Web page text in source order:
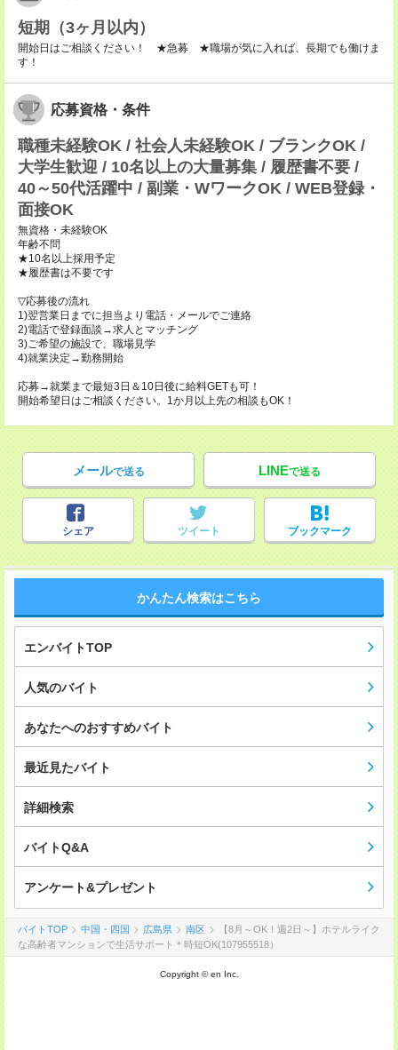
短期（3ヶ月以内）
開始日はご相談ください！ ★急募 ★職場が気に入れば、長期でも働けま
す！
応募資格・条件
職種未経験OK / 社会人未経験OK / ブランクOK /
大学生歓迎 / 10名以上の大量募集 / 履歴書不要 /
40～50代活躍中 / 副業・WワークOK / WEB登録・
面接OK
無資格・未経験OK
年齢不問
★10名以上採用予定
★履歴書は不要です
▽応募後の流れ
1)翌営業日までに担当より電話・メールでご連絡
2)電話で登録面談→求人とマッチング
3)ご希望の施設で、職場見学
4)就業決定→勤務開始
応募→就業まで最短3日＆10日後に給料GETも可！
開始希望日はご相談ください。1か月以上先の相談もOK！
メールで送る LINEで送る
シェア ツイート ブックマーク
かんたん検索はこちら
エンバイトTOP
人気のバイト
あなたへのおすすめバイト
最近見たバイト
詳細検索
バイトQ&A
アンケート&プレゼント
バイトTOP 中国・四国 広島県 南区
【8月～OK！週2日～】ホテルライク
な高齢者マンションで生活サポート＊時短OK(107955518）
Copyright © en Inc.